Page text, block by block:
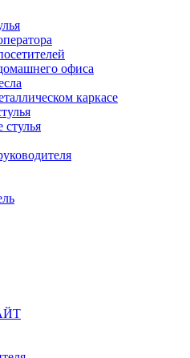
офиса
каркасе
стулья